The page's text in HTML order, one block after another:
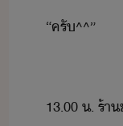
“​ครั​^^​”
13.00​ ​.​ ​ร้า